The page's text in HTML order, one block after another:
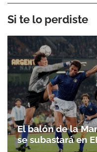
Si te lo perdiste
El balón de la
se subastará en